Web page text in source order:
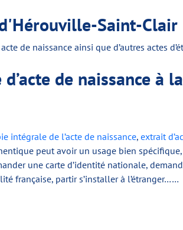
Saint-Clair
de naissance ainsi que d’autres actes
de naissance à
intégrale de l’acte de naissance, extrait
peut avoir un usage bien
une carte d’identité nationale,
française, partir s’installer à l’étranger……